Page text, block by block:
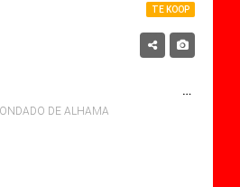
TE KOOP
TE KOOP APARTMENT IN CONDADO DE ALHAMA, ALHAMA DE MURCIA MET ZWEMBAD
DE ALHAMA